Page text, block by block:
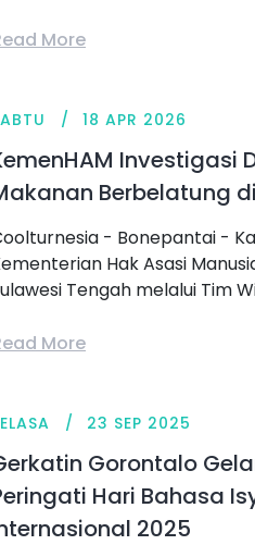
More
18 APR 2026
Investigasi
Berbelatung
- Bonepantai -
Hak Asasi
Tengah melalui Tim
More
23 SEP 2025
Gorontalo
Hari Bahasa
2025